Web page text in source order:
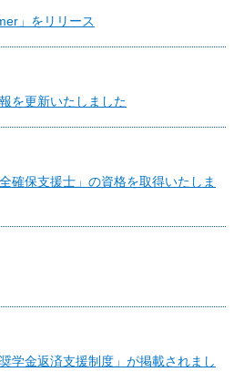
」をリリース
を更新いたしました
確保支援士」の資格を取得いたしま
学金返済支援制度」が掲載されまし